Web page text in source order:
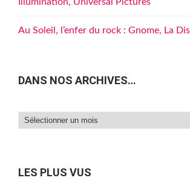
Au Soleil, l’enfer du rock : Gnome, La
DANS NOS ARCHIVES…
Dans
LES PLUS VUS